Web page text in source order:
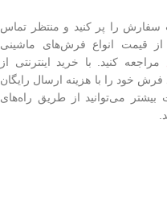
را پر کنید و منتظر تماس
قیمت انواع فرش‌های ماشینی
مراجعه کنید. با خرید اینترنتی از
خود را با هزینه ارسال رایگان
بیشتر می‌توانید از طریق راه‌های